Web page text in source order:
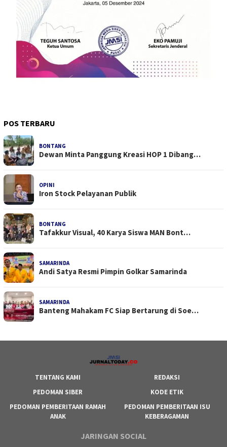
POS TERBARU
BONTANG
Dewan Minta Panggung Kreasi HOP 1 Dibang…
OPINI
Iron Stock Pelayanan Publik
BONTANG
Tafakkur Visual, 40 Karya Siswa MAN Bont…
SAMARINDA
Andi Satya Resmi Pimpin Golkar Samarinda
SAMARINDA
Banteng Mahakam FC Siap Bertarung di Soe…
TENTANG KAMI
REDAKSI
PEDOMAN SIBER
KODE ETIK
PEDOMAN PEMBERITAAN RAMAH
ANAK
PEDOMAN PEMBERITAAN ISU
KEBERAGAMAN
JARINGAN SOCIAL